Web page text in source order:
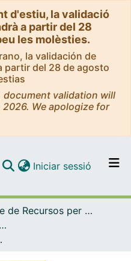
d'estiu, la validació
a partir del 28
les molèsties.
la validación de
partir del 28 de agosto
document validation will
We apologize for
per tot el DD
publicar
Iniciar sessió (current)
Centre de Recursos per a l'Aprenentatge i la Investigació (CRAI-UB) - Institucional
Exposicions / Vitrines (CRAI-UB)
1950). (2011)